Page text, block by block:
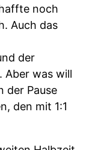
noch
Auch das
der
Aber was will
der Pause
den mit 1:1